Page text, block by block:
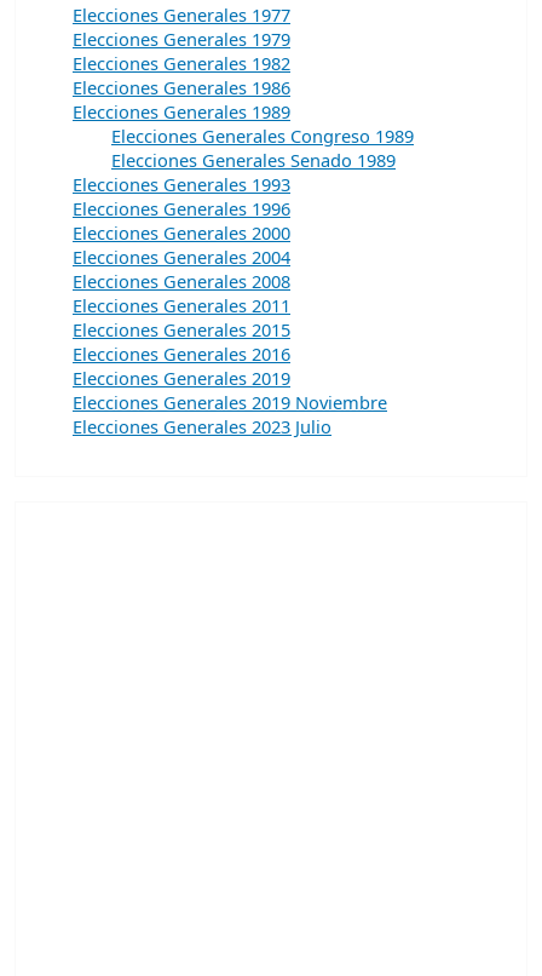
Elecciones Generales 1977
Elecciones Generales 1979
Elecciones Generales 1982
Elecciones Generales 1986
Elecciones Generales 1989
Elecciones Generales Congreso 1989
Elecciones Generales Senado 1989
Elecciones Generales 1993
Elecciones Generales 1996
Elecciones Generales 2000
Elecciones Generales 2004
Elecciones Generales 2008
Elecciones Generales 2011
Elecciones Generales 2015
Elecciones Generales 2016
Elecciones Generales 2019
Elecciones Generales 2019 Noviembre
Elecciones Generales 2023 Julio